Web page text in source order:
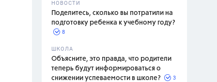
НОВОСТИ
Поделитесь, сколько вы потратили на
подготовку ребенка к учебному году?
8
ШКОЛА
Объясните, это правда, что родители
теперь будут информироваться о
снижении успеваемости в школе?
3